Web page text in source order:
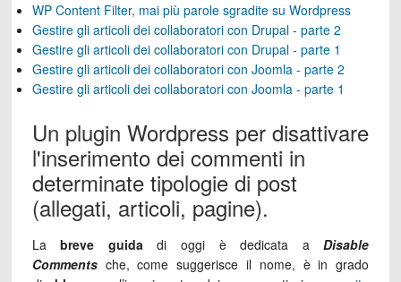
WP Content Filter, mai più parole sgradite su Wordpress
Gestire gli articoli dei collaboratori con Drupal - parte 2
Gestire gli articoli dei collaboratori con Drupal - parte 1
Gestire gli articoli dei collaboratori con Joomla - parte 2
Gestire gli articoli dei collaboratori con Joomla - parte 1
Un plugin Wordpress per disattivare
l'inserimento dei commenti in
determinate tipologie di post
(allegati, articoli, pagine).
Labreve guidadi oggi è dedicata aDisable
Commentsche, come suggerisce il nome, è in grado